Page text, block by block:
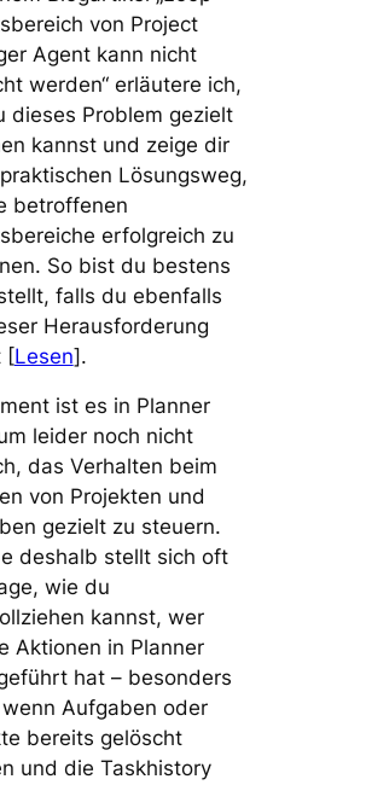
von Project
Agent kann nicht
werden“ erläutere ich,
dieses Problem gezielt
kannst und zeige dir
Lösungsweg,
betroffenen
erfolgreich zu
So bist du bestens
falls du ebenfalls
Herausforderung
[Lesen].
ist es in Planner
leider noch nicht
das Verhalten beim
von Projekten und
gezielt zu steuern.
deshalb stellt sich oft
wie du
kannst, wer
Aktionen in Planner
hat – besonders
Aufgaben oder
bereits gelöscht
und die Taskhistory